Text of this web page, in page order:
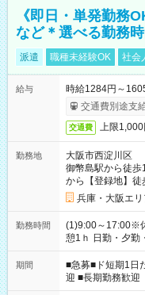
《即日・単発勤務
など＊選べる勤務
派遣 職種未経験OK 社会
給与
時給1284円～
交通費別途支
交通費 上限1,000
勤務地
大阪市西淀川区
御幣島駅から徒歩
から【登録地】徒
兵庫・大阪エ
勤務時間
(1)9:00～17:00※
憩1ｈ 日勤・夕勤
わせて働けるお仕事です(*^^*) 【そ
時/9-17時/9-18時/
時/22-翌6時/0-翌8
フト！
期間
■急募■ド短期1日
迎 ■長期勤務歓迎